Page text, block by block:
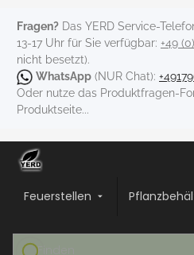
Fragen? Das YERD Service-
13-17 Uhr für Sie verfügbar: +49
nicht besetzt).
WhatsApp (NUR Chat):
Oder nutze das Produktfragen-
Produktseite...
Feuerstellen